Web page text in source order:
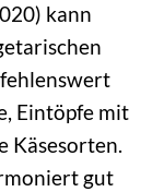
kann
Eintöpfe mit
Käsesorten.
gut